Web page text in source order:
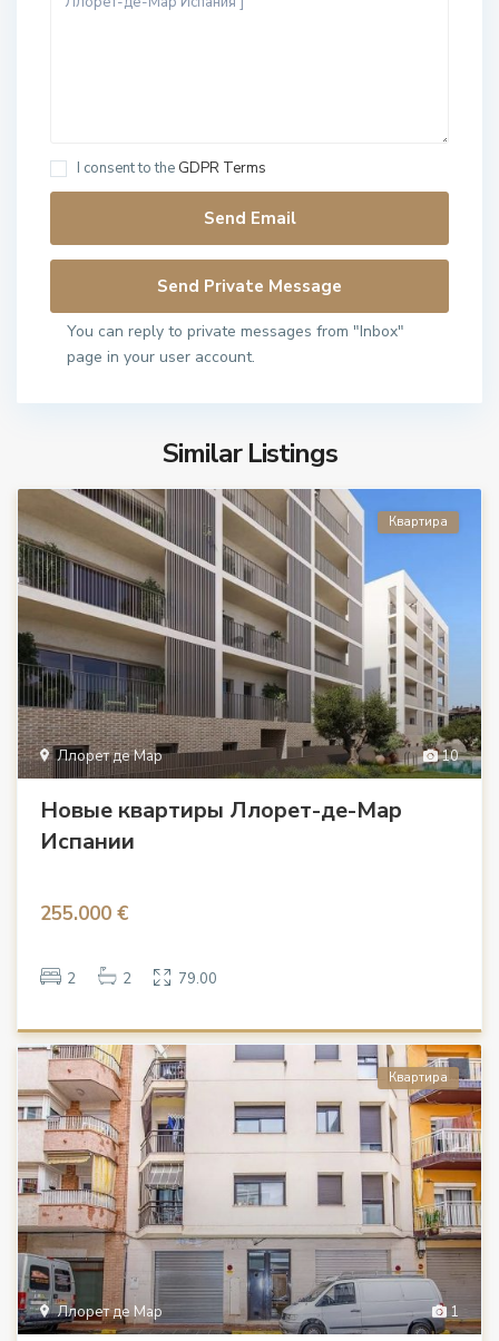
I consent to the GDPR Terms
You can reply to private messages from "Inbox"
page in your user account.
Similar Listings
10
Ллорет де Мар
Квартира
Новые квартиры Ллорет-де-Мар
Испании
255.000 €
2 2 79.00
1
Ллорет де Мар
Квартира